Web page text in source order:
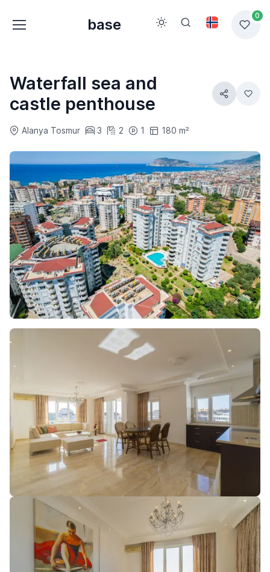
base
0
Waterfall sea and
castle penthouse
Alanya Tosmur 3 2 1 180 m²